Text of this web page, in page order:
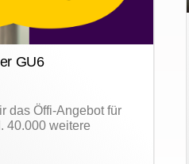
GU6
das Öffi-Angebot für
40.000 weitere